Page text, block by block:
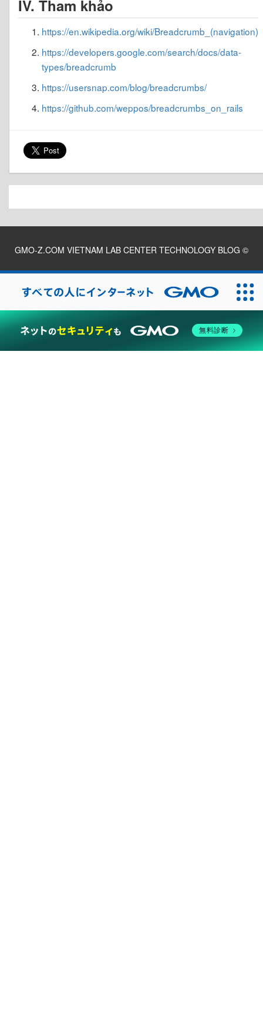
IV. Tham khảo
https://en.wikipedia.org/wiki/Breadcrumb_(navigation)
https://developers.google.com/search/docs/data-
types/breadcrumb
https://usersnap.com/blog/breadcrumbs/
https://github.com/weppos/breadcrumbs_on_rails
GMO-Z.COM VIETNAM LAB CENTER TECHNOLOGY BLOG ©
2026
無料診断